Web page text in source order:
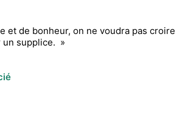
et de bonheur, on ne voudra pas croire
un supplice. »